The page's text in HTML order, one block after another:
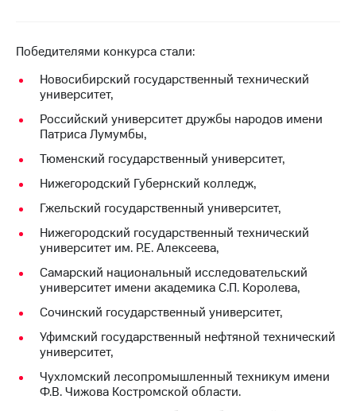
и акционерам
Корпоративное
управление
секретарь
Раскрытие
информации
Информация
акционерам
Документы
ПАО
"МТС"
Собрания
акционеров
Личный
кабинет
акционера
Акционерный
капитал
Контроль
аудит
Рынок
Победителями конкурса стали:
Новосибирский государственный технический
университет,
Российский университет дружбы народов имени
Патриса Лумумбы,
Тюменский государственный университет,
Нижегородский Губернский колледж,
Гжельский государственный университет,
Нижегородский государственный технический
университет им. Р.Е. Алексеева,
Самарский национальный исследовательский
университет имени академика С.П. Королева,
Сочинский государственный университет,
Уфимский государственный нефтяной технический
университет,
Чухломский лесопромышленный техникум имени
Ф.В. Чижова Костромской области.